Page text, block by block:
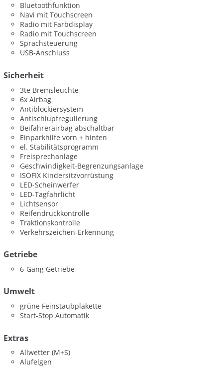
Bluetoothfunktion
Navi mit Touchscreen
Radio mit Farbdisplay
Radio mit Touchscreen
Sprachsteuerung
USB-Anschluss
Sicherheit
3te Bremsleuchte
6x Airbag
Antiblockiersystem
Antischlupfregulierung
Beifahrerairbag abschaltbar
Einparkhilfe vorn + hinten
el. Stabilitätsprogramm
Freisprechanlage
Geschwindigkeit-Begrenzungsanlage
ISOFIX Kindersitzvorrüstung
LED-Scheinwerfer
LED-Tagfahrlicht
Lichtsensor
Reifendruckkontrolle
Traktionskontrolle
Verkehrszeichen-Erkennung
Getriebe
6-Gang Getriebe
Umwelt
grüne Feinstaubplakette
Start-Stop Automatik
Extras
Allwetter (M+S)
Alufelgen